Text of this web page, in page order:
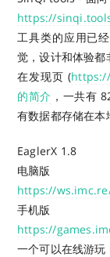
https://
工具类的应用已
觉，设计和体验都
在发现页 (
的简介 ，一共有
有数据都存储在本
EaglerX 1.8
电脑版
https://
手机版
https://
一个可以在线游